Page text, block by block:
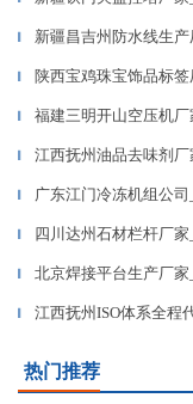
▎ 新疆昌吉州防水线生
▎ 陕西宝鸡珠宝饰品标
▎ 福建三明开山空压机
▎ 江西抚州油品去味剂
▎ 广东江门冷冻机组公
▎ 四川达州石材栏杆厂
▎ 北京焊接平台生产厂
▎ 江西抚州ISO体系全程
热门推荐